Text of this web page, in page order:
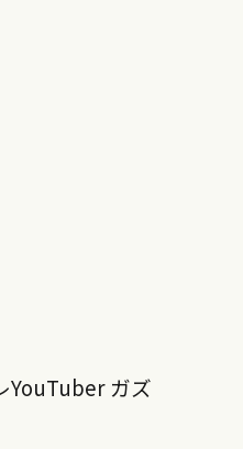
YouTuber ガズ